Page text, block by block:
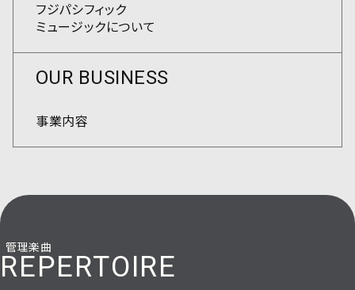
フジパシフィック
ミュージックについて
OUR BUSINESS
事業内容
REPERTOIRE
管理楽曲